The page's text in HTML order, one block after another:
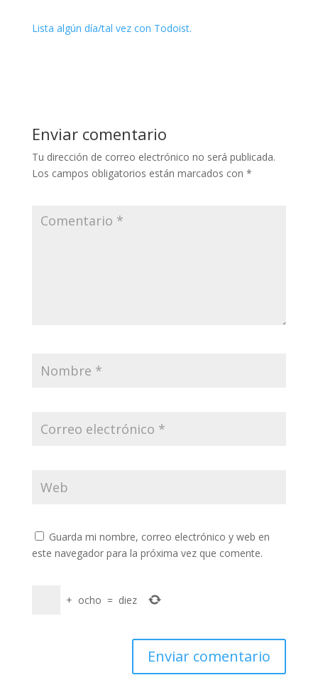
Lista algún día/tal vez con Todoist.
Enviar comentario
Tu dirección de correo electrónico no será publicada.
Los campos obligatorios están marcados con *
Guarda mi nombre, correo electrónico y web en
este navegador para la próxima vez que comente.
+ ocho = diez